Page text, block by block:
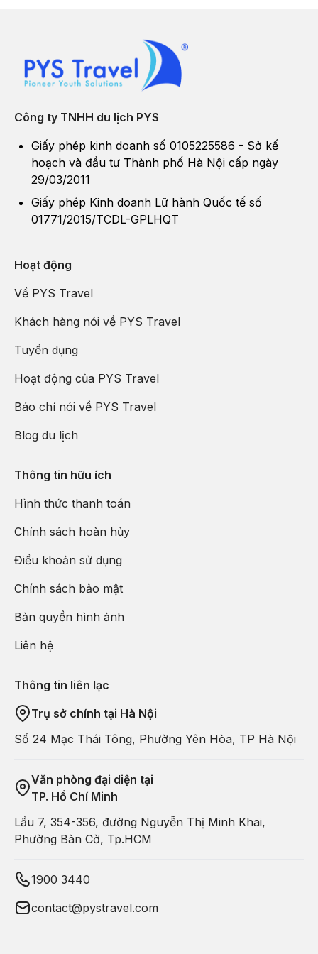
Công ty TNHH du lịch PYS
Giấy phép kinh doanh số 0105225586 - Sở kế
hoạch và đầu tư Thành phố Hà Nội cấp ngày
29/03/2011
Giấy phép Kinh doanh Lữ hành Quốc tế số
01771/2015/TCDL-GPLHQT
Hoạt động
Về PYS Travel
Khách hàng nói về PYS Travel
Tuyển dụng
Hoạt động của PYS Travel
Báo chí nói về PYS Travel
Blog du lịch
Thông tin hữu ích
Hình thức thanh toán
Chính sách hoàn hủy
Điều khoản sử dụng
Chính sách bảo mật
Bản quyền hình ảnh
Liên hệ
Thông tin liên lạc
Trụ sở chính tại Hà Nội
Số 24 Mạc Thái Tông, Phường Yên Hòa, TP Hà Nội
Văn phòng đại diện tại
TP. Hồ Chí Minh
Lầu 7, 354-356, đường Nguyễn Thị Minh Khai,
Phường Bàn Cờ, Tp.HCM
1900 3440
contact@pystravel.com